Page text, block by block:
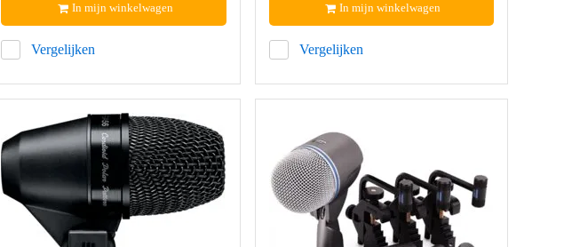
Vergelijken
In mijn winkelwagen
Vergelijken
In mijn winkelwagen